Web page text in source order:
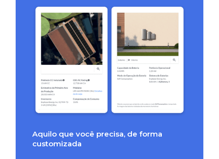
Aquilo que você precisa, de forma
customizada